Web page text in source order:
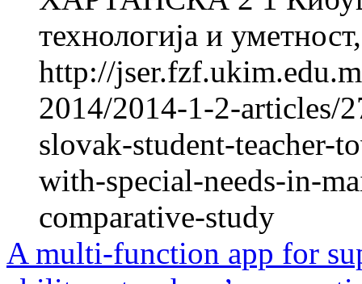
технологија и
http://
2014/2014-1-2-articles/
slovak-student-teacher-
with-special-needs-in-
comparative-study
A multi-function app for